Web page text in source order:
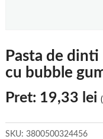
Pasta de
cu bubble
Pret: 19,33 lei
SKU: 3800500324456